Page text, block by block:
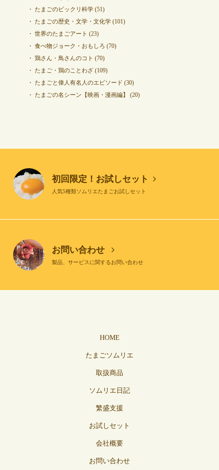
たまごのビックリ科学(51)
たまごの歴史・文学・文化学(101)
世界のたまごアート (23)
食べ物ジョーク・おもしろ (70)
鶏さん・鳥さんのコト (70)
たまご・鶏のことわざ(109)
たまごと偉人有名人のエピソード (30)
たまごの名シーン【映画・漫画編】
(20)
初回限定！お試しセット
人気5種類ソムリエたまごお試しセット
お問い合わせ
製品、サービスに関するお問い合わせ
HOME
たまごソムリエ
取扱商品
ソムリエ日記
繁盛支援
お試しセット
会社概要
お問い合わせ